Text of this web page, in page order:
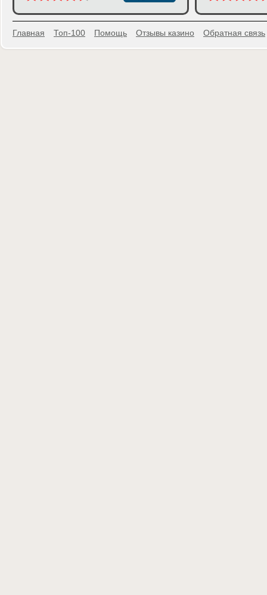
Главная Топ-100 Помощь Отзывы казино Обратная связь